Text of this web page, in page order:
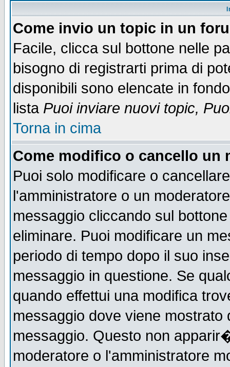
Come invio un topic in un
Facile, clicca sul bottone nelle
bisogno di registrarti prima di
disponibili sono elencate in
lista Puoi inviare nuovi topic,
Torna in cima
Come modifico o cancello un
Puoi solo modificare o
l'amministratore o un
messaggio cliccando sul
eliminare. Puoi modificare un
periodo di tempo dopo il suo
messaggio in questione. Se
quando effettui una modifica
messaggio dove viene mostrato
messaggio. Questo non
moderatore o l'amministratore